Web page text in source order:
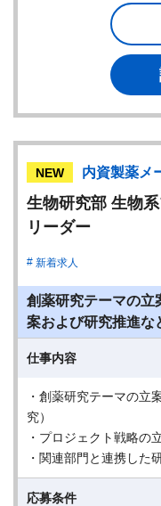
NEW 内資製薬メ
生物研究部 生物
リーダー
新着求人
創薬研究テーマの立
案および研究推進な
仕事内容
・創薬研究テーマの立
究）
・プロジェクト戦略の
・関連部門と連携した
応募条件